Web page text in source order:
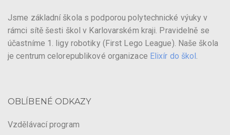
Jsme základní škola s podporou polytechnické výuky v
rámci sítě šesti škol v Karlovarském kraji. Pravidelně se
účastníme 1. ligy robotiky (First Lego League). Naše škola
je centrum celorepublikové organizace Elixír do škol
OBLÍBENÉ ODKAZY
Vzdělávací program